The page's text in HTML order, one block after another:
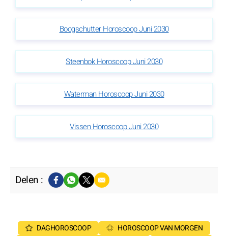
Boogschutter Horoscoop Juni 2030
Steenbok Horoscoop Juni 2030
Waterman Horoscoop Juni 2030
Vissen Horoscoop Juni 2030
Delen :
DAGHOROSCOOP
HOROSCOOP VAN MORGEN